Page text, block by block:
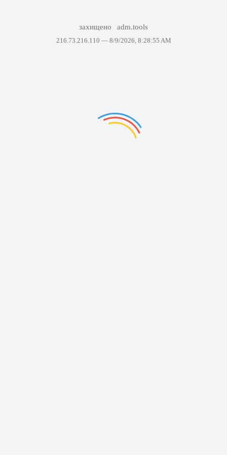
захищено adm.tools
216.73.216.110 — 8/9/2026, 8:28:55 AM